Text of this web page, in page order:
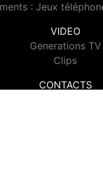
: Jeux
VIDEO
Generations TV
Clips
CONTACTS